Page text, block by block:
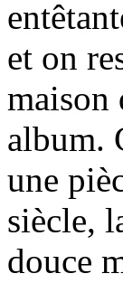
et on
maison
album.
une
siècle,
douce